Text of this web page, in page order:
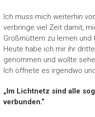
Ich muss mich weiterhin
verbringe viel Zeit damit,
Großmüttern zu lernen
Heute habe ich mir ihr
genommen und wollte
Ich öffnete es irgendwo
„Im Lichtnetz sind alle
verbunden.“